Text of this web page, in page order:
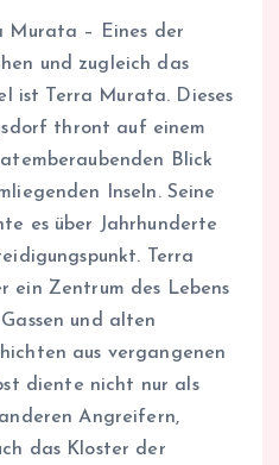
Murata – Eines der
und zugleich das
ist Terra Murata. Dieses
thront auf einem
Blick
Inseln. Seine
es über Jahrhunderte
Terra
ein Zentrum des Lebens
und alten
aus vergangenen
diente nicht nur als
Angreifern,
das Kloster der